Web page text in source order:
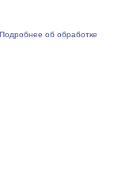
Подробнее об обработке